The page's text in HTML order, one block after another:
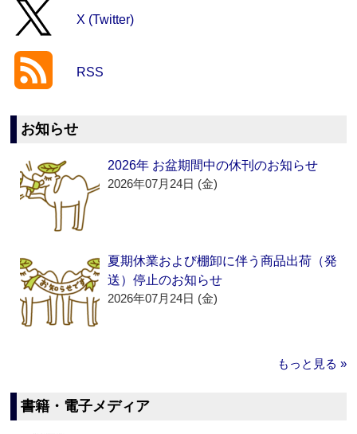
X (Twitter)
RSS
お知らせ
2026年 お盆期間中の休刊のお知らせ
2026年07月24日 (金)
夏期休業および棚卸に伴う商品出荷（発
送）停止のお知らせ
2026年07月24日 (金)
もっと見る »
書籍・電子メディア